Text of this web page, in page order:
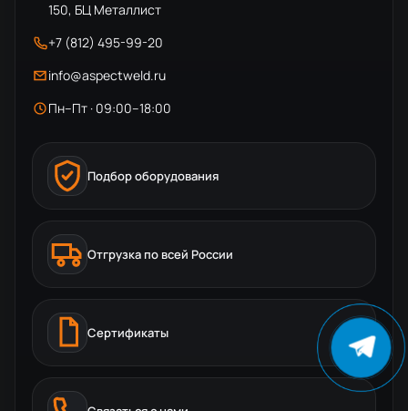
150, БЦ Металлист
+7 (812) 495-99-20
info@aspectweld.ru
Пн–Пт · 09:00–18:00
Подбор оборудования
Отгрузка по всей России
Сертификаты